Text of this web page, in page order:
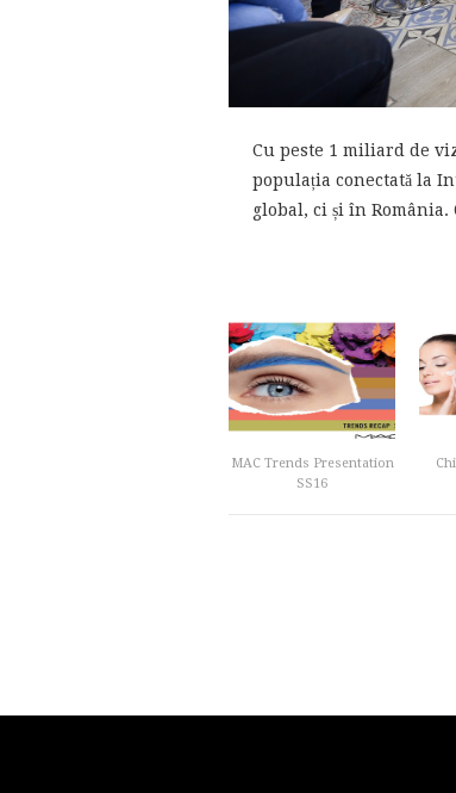
Cu peste 1 miliard de
populația conectată la
global, ci și în
MAC Trends Presentation
SS16